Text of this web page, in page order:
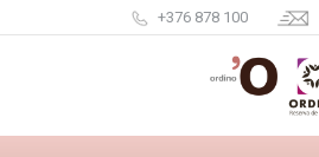
+376 878 100